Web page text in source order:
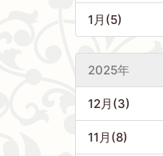
1月(5)
2025年
12月(3)
11月(8)